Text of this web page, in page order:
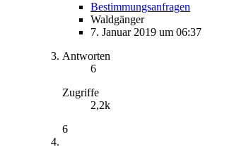
Bestimmungsanfragen
Waldgänger
7. Januar 2019 um 06:37
Antworten
6
Zugriffe
2,2k
6